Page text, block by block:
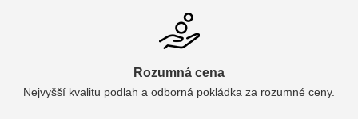
Rozumná cena
Nejvyšší kvalitu podlah a odborná pokládka za rozumné ceny.